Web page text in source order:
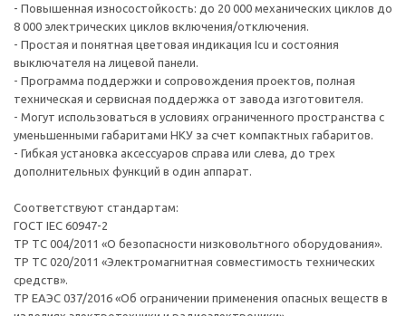
- Повышенная износостойкость: до 20 000 механических циклов до
8 000 электрических циклов включения/отключения.
- Простая и понятная цветовая индикация Icu и состояния
выключателя на лицевой панели.
- Программа поддержки и сопровождения проектов, полная
техническая и сервисная поддержка от завода изготовителя.
- Могут использоваться в условиях ограниченного пространства с
уменьшенными габаритами НКУ за счет компактных габаритов.
- Гибкая установка аксессуаров справа или слева, до трех
дополнительных функций в один аппарат.
Соответствуют стандартам:
ГОСТ IEC 60947-2
ТР ТС 004/2011 «О безопасности низковольтного оборудования».
ТР ТС 020/2011 «Электромагнитная совместимость технических
средств».
ТР ЕАЭС 037/2016 «Об ограничении применения опасных веществ в